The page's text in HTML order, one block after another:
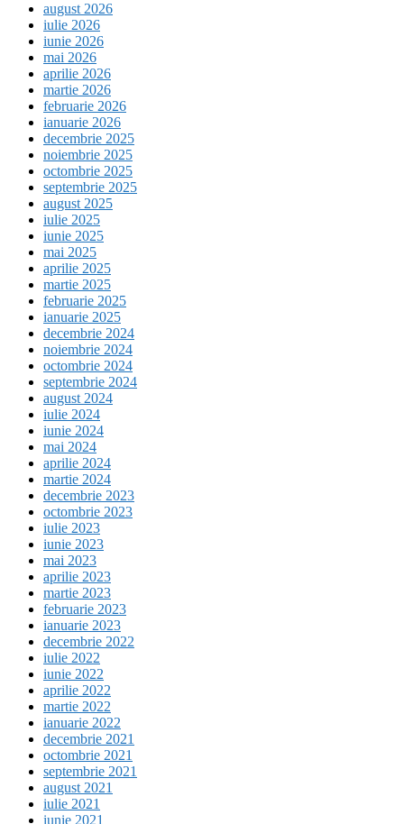
august 2026
iulie 2026
iunie 2026
mai 2026
aprilie 2026
martie 2026
februarie 2026
ianuarie 2026
decembrie 2025
noiembrie 2025
octombrie 2025
septembrie 2025
august 2025
iulie 2025
iunie 2025
mai 2025
aprilie 2025
martie 2025
februarie 2025
ianuarie 2025
decembrie 2024
noiembrie 2024
octombrie 2024
septembrie 2024
august 2024
iulie 2024
iunie 2024
mai 2024
aprilie 2024
martie 2024
decembrie 2023
octombrie 2023
iulie 2023
iunie 2023
mai 2023
aprilie 2023
martie 2023
februarie 2023
ianuarie 2023
decembrie 2022
iulie 2022
iunie 2022
aprilie 2022
martie 2022
ianuarie 2022
decembrie 2021
octombrie 2021
septembrie 2021
august 2021
iulie 2021
iunie 2021